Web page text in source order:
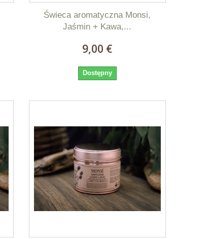
Świeca aromatyczna Monsi,
Jaśmin + Kawa,...
9,00 €
Dostępny